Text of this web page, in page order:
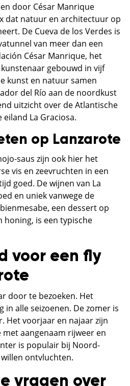
door César Manrique
dat natuur en architectuur op
De Cueva de los Verdes is
van meer dan een
César Manrique, het
gebouwd in vijf
kunst en natuur samen
del Río aan de noordkust
uitzicht over de Atlantische
La Graciosa.
op Lanzarote
saus zijn ook hier het
vis en zeevruchten in een
goed. De wijnen van La
en uniek vanwege de
een dessert op
honing, is een typische
voor een fly
door te bezoeken. Het
in alle seizoenen. De zomer is
Het voorjaar en najaar zijn
aangenaam rijweer en
is populair bij Noord-
ontvluchten.
vragen over